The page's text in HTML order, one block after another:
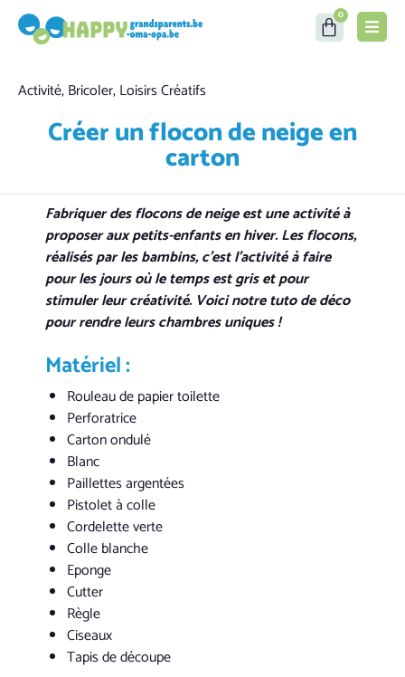
0
Créer un flocon de neige en
carton
Category
Activité,Bricoler,Loisirs Créatifs
Fabriquer des flocons de neige est une activité à
proposer aux petits-enfants en hiver.Les flocons,
réalisés par les bambins, c’est l’activité à faire
pour les jours où le temps est gris et pour
stimuler leur créativité.Voici notre tuto de déco
pour rendre leurs chambres uniques !
Matériel :
Rouleau de papier toilette
Perforatrice
Carton ondulé
Blanc
Paillettes argentées
Pistolet à colle
Cordelette verte
Colle blanche
Eponge
Cutter
Règle
Ciseaux
Tapis de découpe